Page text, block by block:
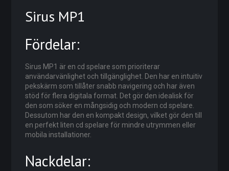
Sirus MP1
Fördelar:
Sirus MP1 är en cd spelare som prioriterar
användarvänlighet och tillgänglighet. Den har en intuitiv
pekskärm som tillåter snabb navigering och har även
stöd för flera digitala format. Det gör den idealisk för
den som söker en mångsidig och modern cd spelare.
Dessutom har den en kompakt design, vilket gör den till
en perfekt liten cd spelare för mindre utrymmen eller
mobila installationer.
Nackdelar: